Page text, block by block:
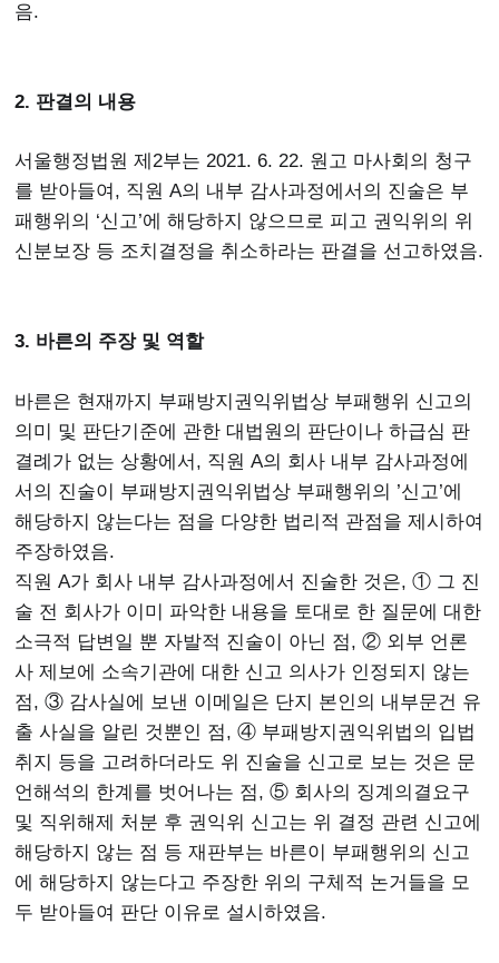
음.
2. 판결의 내용
서울행정법원 제2부는 2021. 6. 22. 원고 마사회의 청구
를 받아들여, 직원 A의 내부 감사과정에서의 진술은 부
패행위의 ‘신고’에 해당하지 않으므로 피고 권익위의 위
신분보장 등 조치결정을 취소하라는 판결을 선고하였음.
3. 바른의 주장 및 역할
바른은 현재까지 부패방지권익위법상 부패행위 신고의
의미 및 판단기준에 관한 대법원의 판단이나 하급심 판
결례가 없는 상황에서, 직원 A의 회사 내부 감사과정에
서의 진술이 부패방지권익위법상 부패행위의 ’신고’에
해당하지 않는다는 점을 다양한 법리적 관점을 제시하여
주장하였음.
직원 A가 회사 내부 감사과정에서 진술한 것은, ① 그 진
술 전 회사가 이미 파악한 내용을 토대로 한 질문에 대한
소극적 답변일 뿐 자발적 진술이 아닌 점, ② 외부 언론
사 제보에 소속기관에 대한 신고 의사가 인정되지 않는
점, ③ 감사실에 보낸 이메일은 단지 본인의 내부문건 유
출 사실을 알린 것뿐인 점, ④ 부패방지권익위법의 입법
취지 등을 고려하더라도 위 진술을 신고로 보는 것은 문
언해석의 한계를 벗어나는 점, ⑤ 회사의 징계의결요구
및 직위해제 처분 후 권익위 신고는 위 결정 관련 신고에
해당하지 않는 점 등 재판부는 바른이 부패행위의 신고
에 해당하지 않는다고 주장한 위의 구체적 논거들을 모
두 받아들여 판단 이유로 설시하였음.